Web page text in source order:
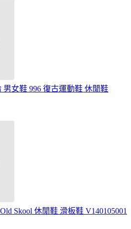
男女鞋 996 復古運動鞋 休閒鞋
Skool 休閒鞋 滑板鞋 V140105001